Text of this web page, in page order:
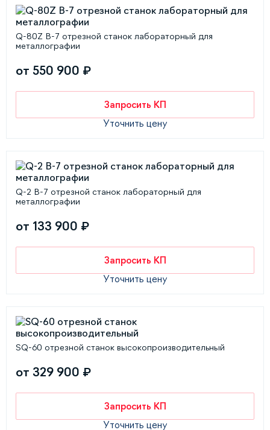
Q-80Z B-7 отрезной станок лабораторный для
металлографии
от 550 900 ₽
Запросить КП
Уточнить цену
Q-2 В-7 отрезной станок лабораторный для
металлографии
от 133 900 ₽
Запросить КП
Уточнить цену
SQ-60 отрезной станок высокопроизводительный
от 329 900 ₽
Запросить КП
Уточнить цену